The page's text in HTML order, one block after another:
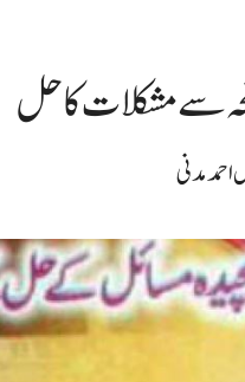
سے مشکلات کا حل